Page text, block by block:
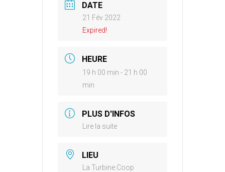
DATE
21 Fév 2022
Expired!
HEURE
19 h 00 min - 21 h 00
min
PLUS D'INFOS
Lire la suite
LIEU
La Turbine.Coop